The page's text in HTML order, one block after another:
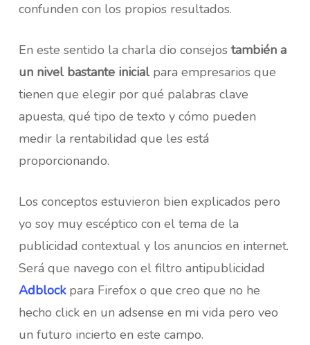
confunden con los propios resultados.
En este sentido la charla dio consejos también a
un nivel bastante inicialpara empresarios que
tienen que elegir por qué palabras clave
apuesta, qué tipo de texto y cómo pueden
medir la rentabilidad que les está
proporcionando.
Los conceptos estuvieron bien explicados pero
yo soy muy escéptico con el tema de la
publicidad contextual y los anuncios en internet.
Será que navego con el filtro antipublicidad
Adblockpara Firefox o que creo que no he
hecho click en un adsense en mi vida pero veo
un futuro incierto en este campo.